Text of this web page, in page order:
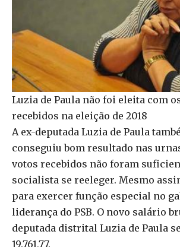
Luzia de Paula não foi eleita com
recebidos na eleição de 2018
A ex-deputada Luzia de Paula
conseguiu bom resultado nas
votos recebidos não foram
socialista se reeleger. Mesmo
para exercer função especial no
liderança do PSB. O novo salário
deputada distrital Luzia de Paula
19.761,77.